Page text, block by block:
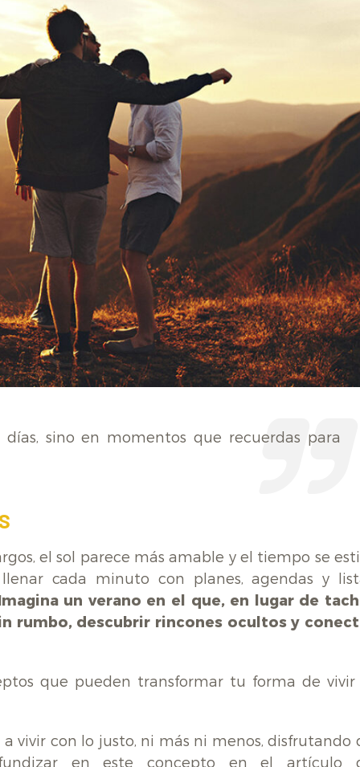
sino en momentos que recuerdas para
el sol parece más amable y el tiempo se
cada minuto con planes, agendas y
un verano en el que, en lugar de
rumbo, descubrir rincones ocultos y
que pueden transformar tu forma de vivir
a vivir con lo justo, ni más ni menos, disfrutando
en este concepto en el artículo